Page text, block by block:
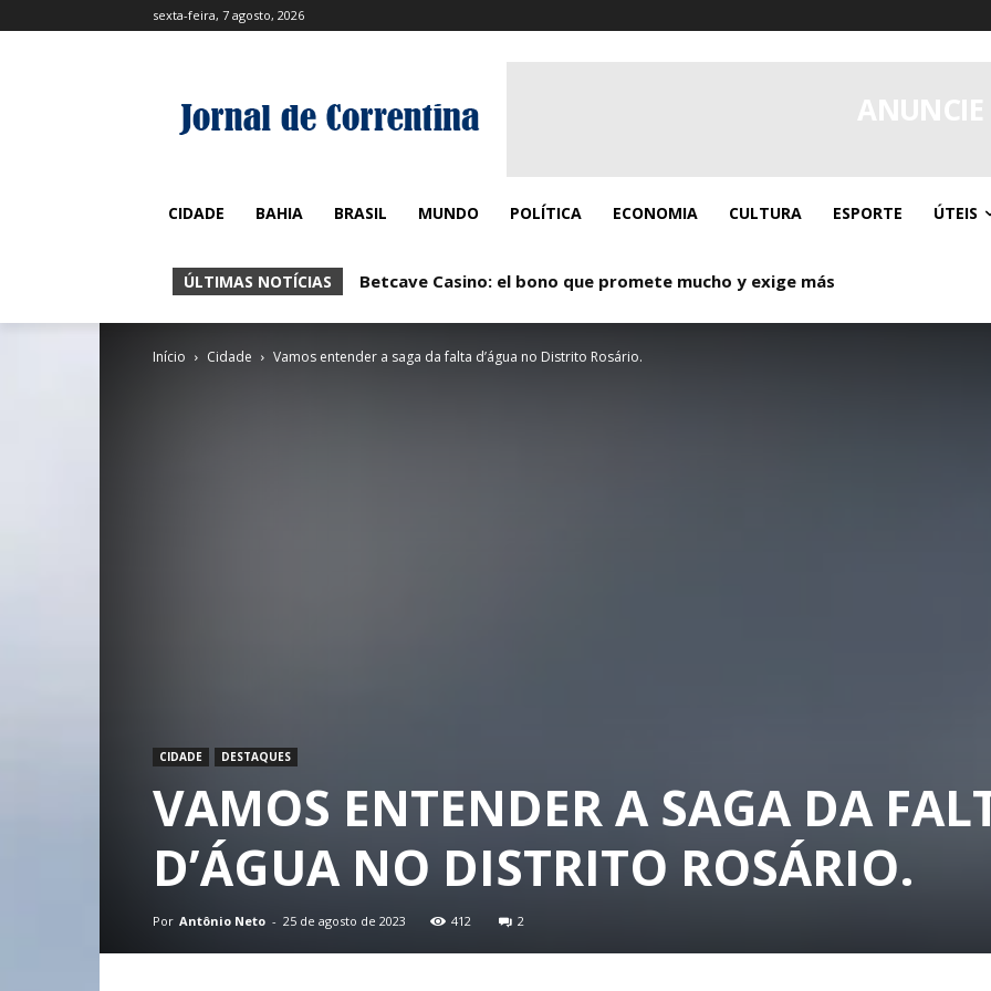
sexta-feira, 7 agosto, 2026
CIDADE BAHIA BRASIL MUNDO POLÍTICA ECONOMIA CULTURA ESPORTE ÚTEIS
ÚLTIMAS NOTÍCIAS Betcave Casino: el bono que promete mucho y exige más
Início Cidade Vamos entender a saga da falta d’água no Distrito Rosário.
CIDADE DESTAQUES
VAMOS ENTENDER A SAGA DA
D’ÁGUA NO DISTRITO ROSÁRIO.
Por Antônio Neto - 25 de agosto de 2023 412 2